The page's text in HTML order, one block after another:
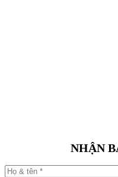
NHẬN